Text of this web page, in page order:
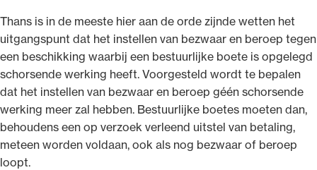
Thans is in de meeste hier aan de orde zijnde wetten het
uitgangspunt dat het instellen van bezwaar en beroep tegen
een beschikking waarbij een bestuurlijke boete is opgelegd
schorsende werking heeft. Voorgesteld wordt te bepalen
dat het instellen van bezwaar en beroep géén schorsende
werking meer zal hebben. Bestuurlijke boetes moeten dan,
behoudens een op verzoek verleend uitstel van betaling,
meteen worden voldaan, ook als nog bezwaar of beroep
loopt.